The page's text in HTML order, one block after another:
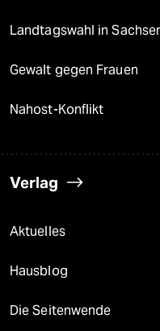
Landtagswahl in
Gewalt gegen Frauen
Nahost-Konflikt
Verlag
Aktuelles
Hausblog
Die Seitenwende